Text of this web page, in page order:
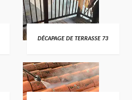
DÉCAPAGE DE TERRASSE 73